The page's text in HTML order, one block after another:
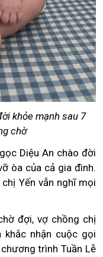
khỏe mạnh sau 7
chờ
Diệu An chào đời
òa của cả gia đình.
Yến vẫn nghĩ mọi
đợi, vợ chồng chị
khắc nhận cuộc gọi
trình Tuần Lễ